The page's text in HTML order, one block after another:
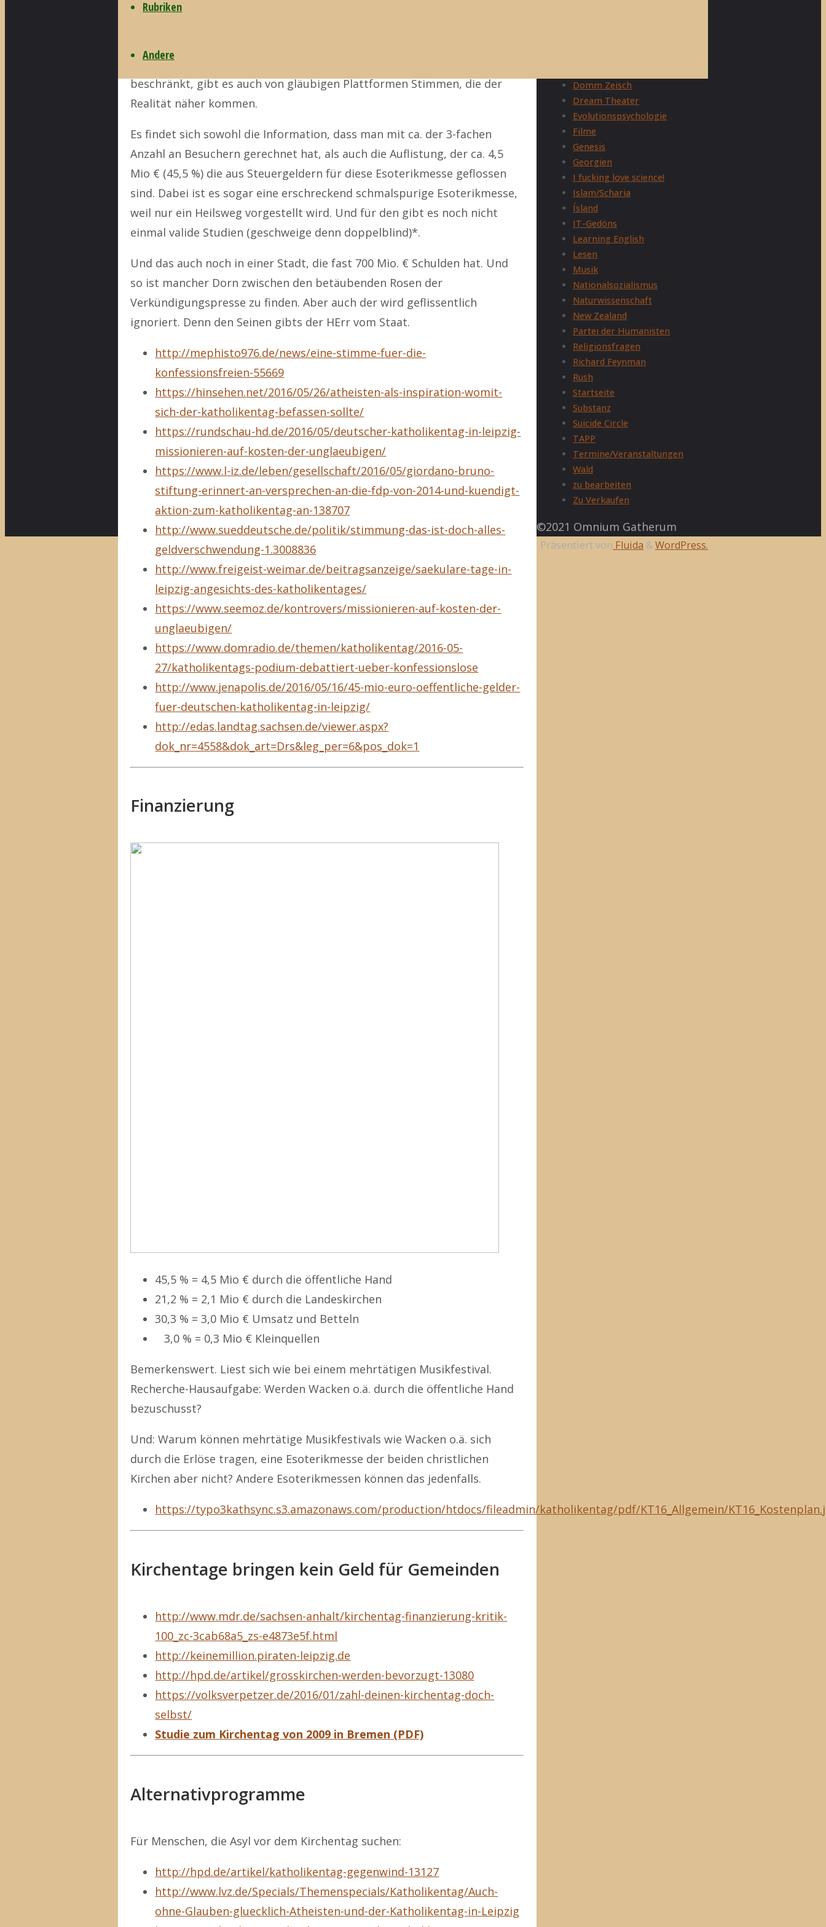
Rubriken
Andere
diesjährigen Katholikentag wie üblich auf lobhudelnden Klatsch
beschränkt, gibt es auch von gläubigen Plattformen Stimmen, die der
Realität näher kommen.
Es findet sich sowohl die Information, dass man mit ca. der 3-fachen
Anzahl an Besuchern gerechnet hat, als auch die Auflistung, der ca. 4,5
Mio € (45,5 %) die aus Steuergeldern für diese Esoterikmesse geflossen
sind. Dabei ist es sogar eine erschreckend schmalspurige Esoterikmesse,
weil nur ein Heilsweg vorgestellt wird. Und für den gibt es noch nicht
einmal valide Studien (geschweige denn doppelblind)*.
Und das auch noch in einer Stadt, die fast 700 Mio. € Schulden hat. Und
so ist mancher Dorn zwischen den betäubenden Rosen der
Verkündigungspresse zu finden. Aber auch der wird geflissentlich
ignoriert. Denn den Seinen gibts der HErr vom Staat.
http://mephisto976.de/news/eine-stimme-fuer-die-
konfessionsfreien-55669
https://hinsehen.net/2016/05/26/atheisten-als-inspiration-womit-
sich-der-katholikentag-befassen-sollte/
https://rundschau-hd.de/2016/05/deutscher-katholikentag-in-leipzig-
missionieren-auf-kosten-der-unglaeubigen/
https://www.l-iz.de/leben/gesellschaft/2016/05/giordano-bruno-
stiftung-erinnert-an-versprechen-an-die-fdp-von-2014-und-kuendigt-
aktion-zum-katholikentag-an-138707
http://www.sueddeutsche.de/politik/stimmung-das-ist-doch-alles-
geldverschwendung-1.3008836
http://www.freigeist-weimar.de/beitragsanzeige/saekulare-tage-in-
leipzig-angesichts-des-katholikentages/
https://www.seemoz.de/kontrovers/missionieren-auf-kosten-der-
unglaeubigen/
https://www.domradio.de/themen/katholikentag/2016-05-
27/katholikentags-podium-debattiert-ueber-konfessionslose
http://www.jenapolis.de/2016/05/16/45-mio-euro-oeffentliche-gelder-
fuer-deutschen-katholikentag-in-leipzig/
http://edas.landtag.sachsen.de/viewer.aspx?
dok_nr=4558&dok_art=Drs&leg_per=6&pos_dok=1
Finanzierung
45,5 % = 4,5 Mio € durch die öffentliche Hand
21,2 % = 2,1 Mio € durch die Landeskirchen
30,3 % = 3,0 Mio € Umsatz und Betteln
3,0 % = 0,3 Mio € Kleinquellen
Bemerkenswert. Liest sich wie bei einem mehrtätigen Musikfestival.
Recherche-Hausaufgabe: Werden Wacken o.ä. durch die öffentliche Hand
bezuschusst?
Und: Warum können mehrtätige Musikfestivals wie Wacken o.ä. sich
durch die Erlöse tragen, eine Esoterikmesse der beiden christlichen
Kirchen aber nicht? Andere Esoterikmessen können das jedenfalls.
https://typo3kathsync.s3.amazonaws.com/production/htdocs/fileadmin/katholikentag/pdf/KT16_Allgemein/
Kirchentage bringen kein Geld für Gemeinden
http://www.mdr.de/sachsen-anhalt/kirchentag-finanzierung-kritik-
100_zc-3cab68a5_zs-e4873e5f.html
http://keinemillion.piraten-leipzig.de
http://hpd.de/artikel/grosskirchen-werden-bevorzugt-13080
https://volksverpetzer.de/2016/01/zahl-deinen-kirchentag-doch-
selbst/
Studie zum Kirchentag von 2009 in Bremen (PDF)
Alternativprogramme
Für Menschen, die Asyl vor dem Kirchentag suchen:
http://hpd.de/artikel/katholikentag-gegenwind-13127
http://www.lvz.de/Specials/Themenspecials/Katholikentag/Auch-
ohne-Glauben-gluecklich-Atheisten-und-der-Katholikentag-in-Leipzig
Domm Zeisch
Dream Theater
Evolutionspsychologie
Filme
Genesis
Georgien
I fucking love science!
Islam/Scharia
Ísland
IT-Gedöns
Learning English
Lesen
Musik
Nationalsozialismus
Naturwissenschaft
New Zealand
Partei der Humanisten
Religionsfragen
Richard Feynman
Rush
Startseite
Substanz
Suicide Circle
TAPP
Termine/Veranstaltungen
Wald
zu bearbeiten
Zu Verkaufen
©2021 Omnium Gatherum
Präsentiert von Fluida &WordPress.